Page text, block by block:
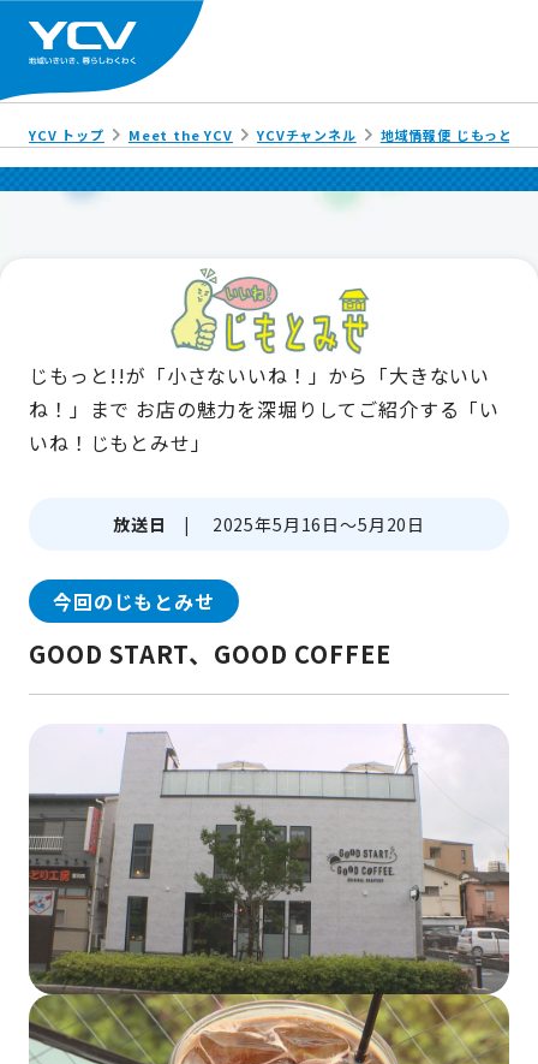
YCV トップ Meet the YCV YCVチャンネル 地域情報便 じもっと!!
じもっと!!が「小さないいね！」から「大きないい
ね！」まで お店の魅力を深堀りしてご紹介する「い
いね！じもとみせ」
放送日 | 2025年5月16日～5月20日
今回のじもとみせ
GOOD START、GOOD COFFEE